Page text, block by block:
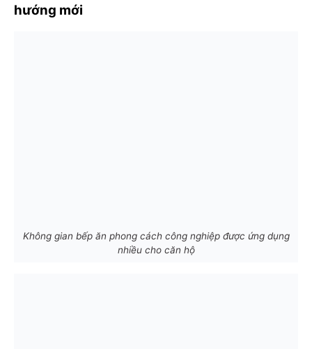
hướng mới
Không gian bếp ăn phong cách công nghiệp được ứng dụng
nhiều cho căn hộ